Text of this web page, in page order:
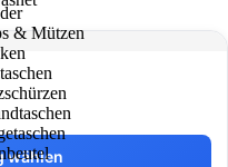
& Mützen
wählen